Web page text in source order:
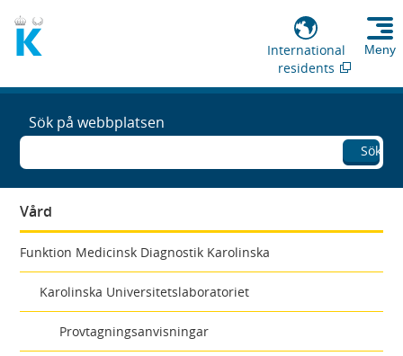
International
residents
Meny
Sök på webbplatsen
Sök
Vård
Funktion Medicinsk Diagnostik Karolinska
Karolinska Universitetslaboratoriet
Provtagningsanvisningar